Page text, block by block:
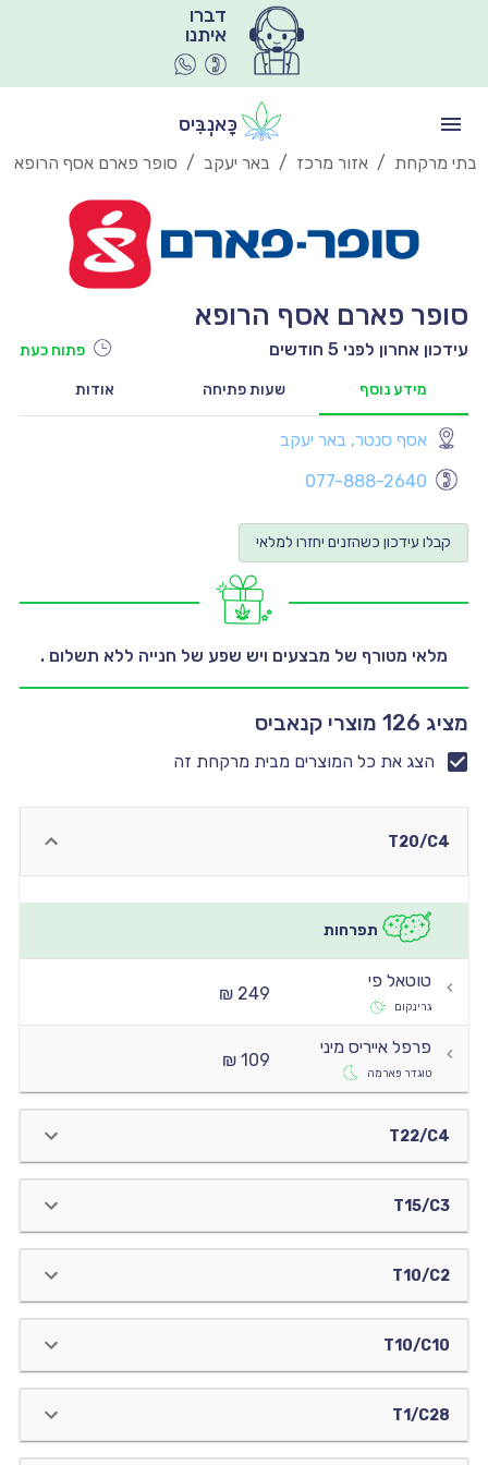
איתנו
כָּאנְבִּיס
בתי מרקחת / אזור מרכז / באר יעקב / סופר פארם אסף הרופא
סופר פארם אסף הרופא
עידכון אחרון לפני 5 חודשים פתוח כעת
מידע נוסף שעות פתיחה אודות
אסף סנטר, באר יעקב
077-888-2640
קבלו עידכון כשהזנים יחזרו למלאי
מלאי מטורף של מבצעים ויש שפע של חנייה ללא תשלום .
מציג 126 מוצרי קנאביס
הצג את כל המוצרים מבית מרקחת זה
T20/C4
תפרחות
טוטאל פי
גרינקום
249 ₪
פרפל אייריס מיני
טוגדר פארמה
109 ₪
T22/C4
T15/C3
T10/C2
T10/C10
T1/C28